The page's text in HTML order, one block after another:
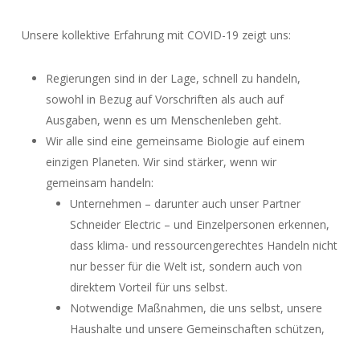
Unsere kollektive Erfahrung mit COVID-19 zeigt uns:
Regierungen sind in der Lage, schnell zu handeln,
sowohl in Bezug auf Vorschriften als auch auf
Ausgaben, wenn es um Menschenleben geht.
Wir alle sind eine gemeinsame Biologie auf einem
einzigen Planeten. Wir sind stärker, wenn wir
gemeinsam handeln:
Unternehmen – darunter auch unser Partner
Schneider Electric – und Einzelpersonen erkennen,
dass klima- und ressourcengerechtes Handeln nicht
nur besser für die Welt ist, sondern auch von
direktem Vorteil für uns selbst.
Notwendige Maßnahmen, die uns selbst, unsere
Haushalte und unsere Gemeinschaften schützen,